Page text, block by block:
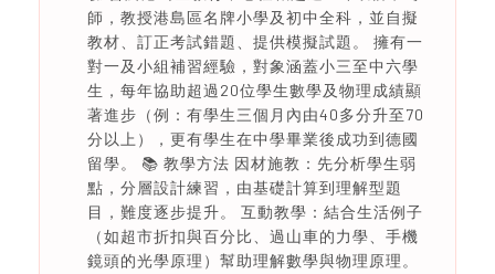
師，教授港島區名牌小學及初中全科，並自擬
教材、訂正考試錯題、提供模擬試題。 擁有一
對一及小組補習經驗，對象涵蓋小三至中六學
生，每年協助超過20位學生數學及物理成績顯
著進步（例：有學生三個月內由40多分升至70
分以上），更有學生在中學畢業後成功到德國
留學。 📚 教學方法 因材施教：先分析學生弱
點，分層設計練習，由基礎計算到理解型題
目，難度逐步提升。 互動教學：結合生活例子
（如超市折扣與百分比、過山車的力學、手機
鏡頭的光學原理）幫助理解數學與物理原理。